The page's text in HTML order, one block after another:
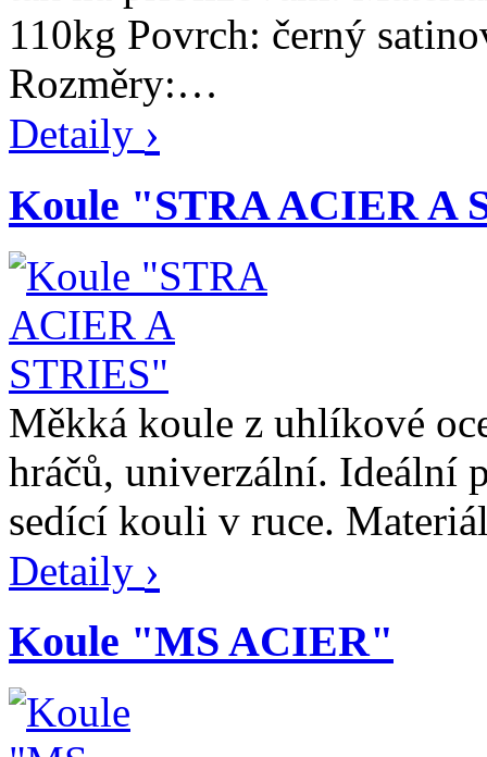
110kg Povrch: černý
Rozměry:…
Detaily ›
Koule "STRA ACIER A
Měkká koule z uhlíkové
hráčů, univerzální. Ideální
sedící kouli v ruce.
Detaily ›
Koule "MS ACIER"